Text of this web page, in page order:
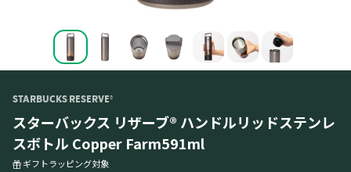
STARBUCKS RESERVE®
スターバックス リザーブ® ハンドルリッドステンレ
スボトル Copper Farm591ml
ギフトラッピング対象